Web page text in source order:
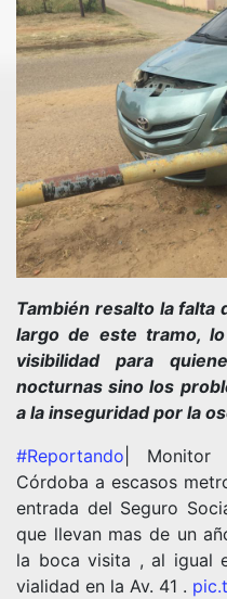
También resalto la falta
largo de este tramo,
visibilidad para
nocturnas sino los
a la inseguridad por la
#Reportando |
Córdoba a escasos
entrada del Seguro
que llevan mas de un
la boca visita , al igual
vialidad en la Av. 41 .